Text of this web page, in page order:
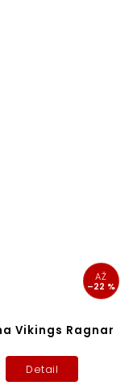
AŽ
–22 %
Vikings Ragnar
Detail